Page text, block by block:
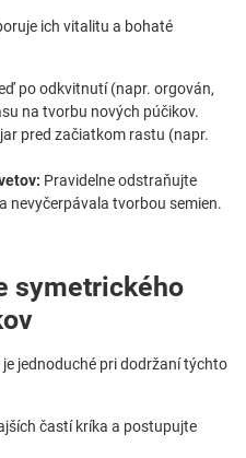
ich vitalitu a bohaté
po odkvitnutí (napr. orgován,
na tvorbu nových púčikov.
pred začiatkom rastu (napr.
Pravidelne odstraňujte
nevyčerpávala tvorbou semien.
symetrického
jednoduché pri dodržaní týchto
častí kríka a postupujte